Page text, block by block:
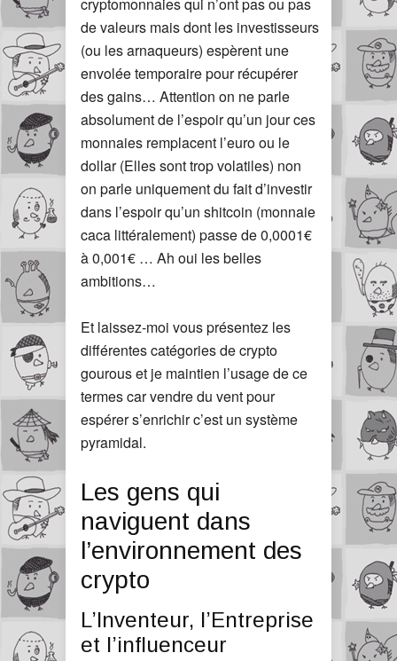
de valeurs mais dont les investisseurs
(ou les arnaqueurs) espèrent une
envolée temporaire pour récupérer
des gains… Attention on ne parle
absolument de l’espoir qu’un jour ces
monnaies remplacent l’euro ou le
dollar (Elles sont trop volatiles) non
on parle uniquement du fait d’investir
dans l’espoir qu’un shitcoin (monnaie
caca littéralement) passe de 0,0001€
à 0,001€ … Ah oui les belles
ambitions…
Et laissez-moi vous présentez les
différentes catégories de crypto
gourous et je maintien l’usage de ce
termes car vendre du vent pour
espérer s’enrichir c’est un système
pyramidal.
Les gens qui
naviguent dans
l’environnement des
crypto
L’Inventeur, l’Entreprise
et l’influenceur